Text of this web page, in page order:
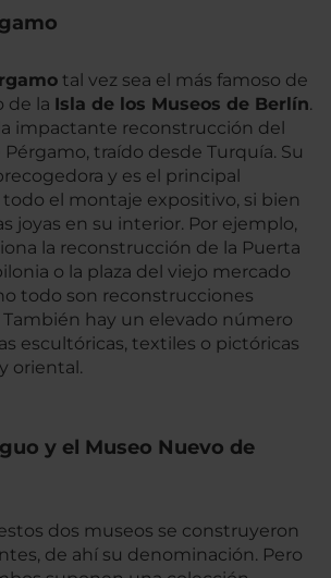
tal vez sea el más famoso de
de la Isla de los Museos de Berlín.
impactante reconstrucción del
traído desde Turquía. Su
y es el principal
el montaje expositivo, si bien
joyas en su interior. Por ejemplo,
la reconstrucción de la Puerta
o la plaza del viejo mercado
todo son reconstrucciones
hay un elevado número
escultóricas, textiles o pictóricas
oriental.
y el Museo Nuevo de
dos museos se construyeron
de ahí su denominación. Pero